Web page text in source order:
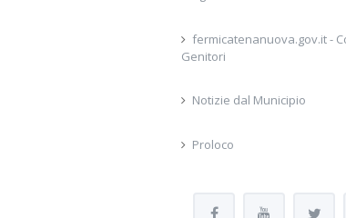
fermicatenanuova.gov.it -
Genitori
Notizie dal Municipio
Proloco